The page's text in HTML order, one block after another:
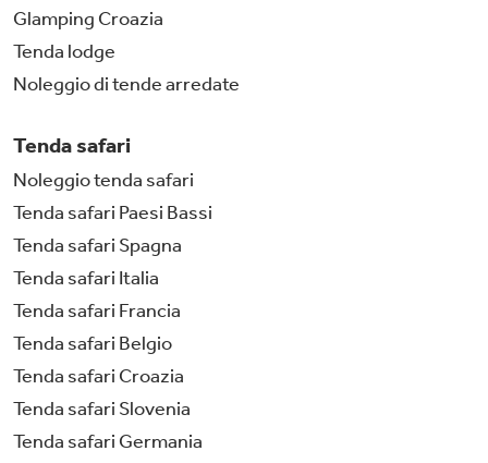
Glamping Croazia
Tenda lodge
Noleggio di tende arredate
Tenda safari
Noleggio tenda safari
Tenda safari Paesi Bassi
Tenda safari Spagna
Tenda safari Italia
Tenda safari Francia
Tenda safari Belgio
Tenda safari Croazia
Tenda safari Slovenia
Tenda safari Germania